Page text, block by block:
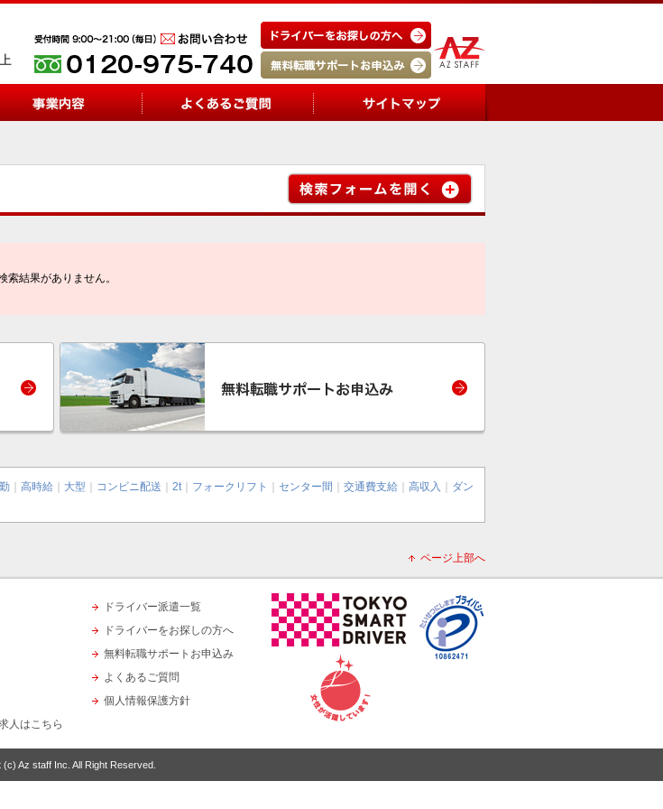
索結果がありません。
高時給 大型 コンビニ配送 2t｜ フォークリフト センター間 交通費支給 高収入
ダン
ページ上部へ
人はこちら
ドライバー派遣一覧
ドライバーをお探しの方へ
無料転職サポートお申込み
よくあるご質問
個人情報保護方針
(c) Az staff Inc. All Right Reserved.